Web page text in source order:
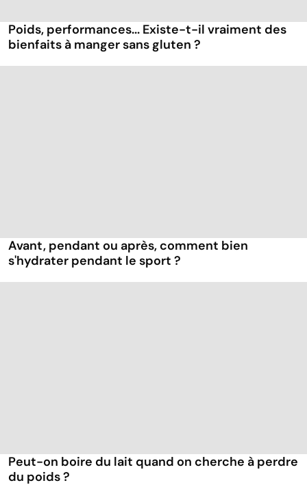
Poids, performances... Existe-t-il vraiment des
bienfaits à manger sans gluten ?
Avant, pendant ou après, comment bien
s'hydrater pendant le sport ?
Peut-on boire du lait quand on cherche à perdre
du poids ?